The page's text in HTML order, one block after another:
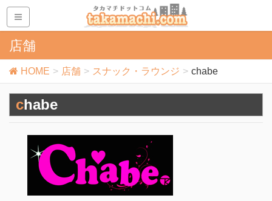
店舗
HOME 店舗 スナック・ラウンジ chabe
chabe